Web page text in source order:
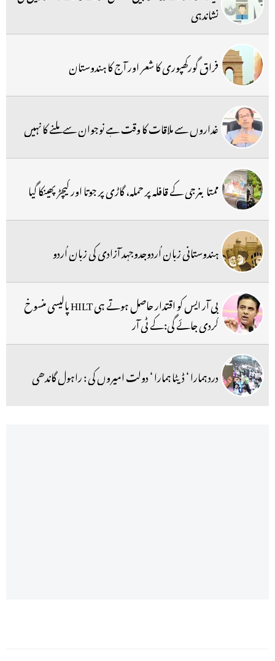
نشاندہی
فراق گورکھپوری کا شعر اور آج کا ہندوستان
غداروں سے ملاقات کا وقت ہے نوجوان سے ملنے کا نہیں
ممتا بنرجی کے قافلہ پر حملہ، گاڑی پر جوتا اور کیچڑ پھینکا گیا
ہندوستانی زبان اُردوجدوجہد آزادی کی زبان اُردو
بی آر ایس کو اقتدار حاصل ہوتے ہی HILT پالیسی منسوخ
کردی جائے گی:کے ٹی آر
درد ہمارا ‘ ڈیٹا ہمارا ‘ دولت امیروں کی : راہول گاندھی